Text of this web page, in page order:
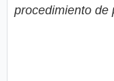
procedimiento de